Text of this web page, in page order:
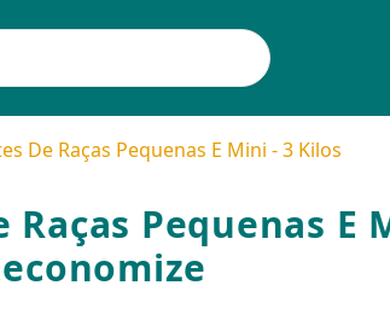
De Raças Pequenas E Mini - 3 Kilos
Pequenas E